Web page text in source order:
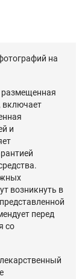
на
размещенная
включает
и
возникнуть в
перед
со